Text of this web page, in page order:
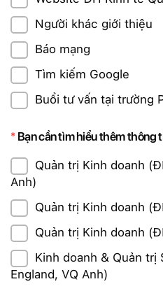
Người khác giới thiệu
Báo mạng
Tìm kiếm Google
Buổi tư vấn tại trường
Bạn cần tìm hiểu thêm thông
Quản trị Kinh doanh
Anh)
Quản trị Kinh doanh
Quản trị Kinh doanh
Kinh doanh & Quản
England, VQ Anh)